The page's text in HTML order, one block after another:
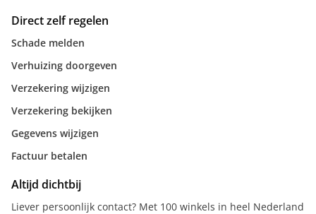
Direct zelf regelen
Schade melden
Verhuizing doorgeven
Verzekering wijzigen
Verzekering bekijken
Gegevens wijzigen
Factuur betalen
Altijd dichtbij
Liever persoonlijk contact? Met 100 winkels in heel Nederland